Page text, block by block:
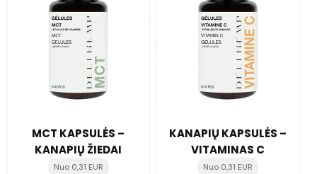
MCT KAPSULĖS –
KANAPIŲ ŽIEDAI
Nuo 0,31 EUR
KANAPIŲ KAPSULĖS –
VITAMINAS C
Nuo 0,31 EUR